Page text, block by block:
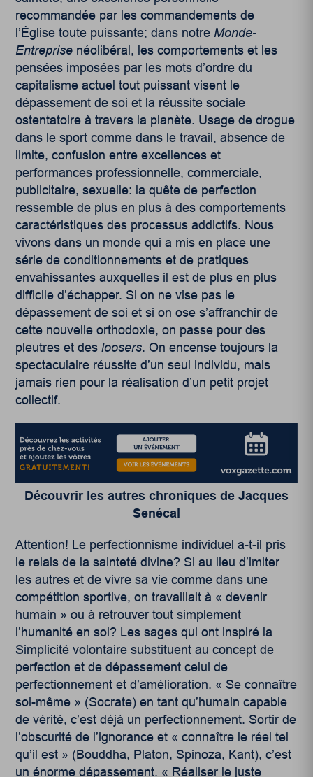
recommandée par les commandements de
l’Église toute puissante; dans notre Monde-
Entreprise néolibéral, les comportements et les
pensées imposées par les mots d’ordre du
capitalisme actuel tout puissant visent le
dépassement de soi et la réussite sociale
ostentatoire à travers la planète. Usage de drogue
dans le sport comme dans le travail, absence de
limite, confusion entre excellences et
performances professionnelle, commerciale,
publicitaire, sexuelle: la quête de perfection
ressemble de plus en plus à des comportements
caractéristiques des processus addictifs. Nous
vivons dans un monde qui a mis en place une
série de conditionnements et de pratiques
envahissantes auxquelles il est de plus en plus
difficile d’échapper. Si on ne vise pas le
dépassement de soi et si on ose s’affranchir de
cette nouvelle orthodoxie, on passe pour des
pleutres et desloosers. On encense toujours la
spectaculaire réussite d’un seul individu, mais
jamais rien pour la réalisation d’un petit projet
collectif.
Découvrir les autres chroniques de Jacques
Senécal
Attention! Le perfectionnisme individuel a-t-il pris
le relais de la sainteté divine? Si au lieu d’imiter
les autres et de vivre sa vie comme dans une
compétition sportive, on travaillait à « devenir
humain » ou à retrouver tout simplement
l’humanité en soi? Les sages qui ont inspiré la
Simplicité volontaire substituent au concept de
perfection et de dépassement celui de
perfectionnement et d’amélioration. « Se connaître
soi-même » (Socrate) en tant qu’humain capable
de vérité, c’est déjà un perfectionnement. Sortir de
l’obscurité de l’ignorance et « connaître le réel tel
qu’il est » (Bouddha, Platon, Spinoza, Kant), c’est
un énorme dépassement. « Réaliser le juste